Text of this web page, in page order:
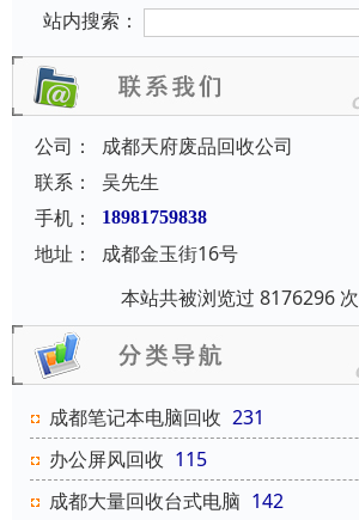
站内搜索：
公司：
成都天府废品回收公司
联系：
吴先生
手机：
18981759838
地址：
成都金玉街16号
本站共被浏览过 8176296 次
成都笔记本电脑回收 231
办公屏风回收 115
成都大量回收台式电脑 142